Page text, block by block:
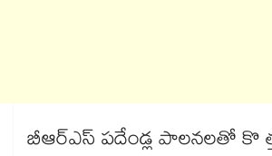
బీఆర్ఎస్​ పదేండ్ల పాలనలతో కొ